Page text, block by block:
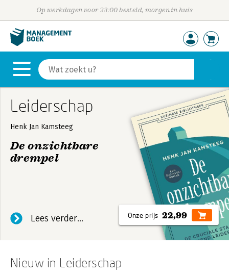
Op werkdagen voor 23:00 besteld, morgen in huis
Leiderschap
Henk Jan Kamsteeg
De onzichtbare
drempel
Dit verhaal nodigt leiders uit om verder te kijken
dan spreadsheets en strategische doelen, en
moedigt aan tot reflectie, moed en
verantwoordelijkheid.
Lees verder... 22,99
Nieuw in Leiderschap